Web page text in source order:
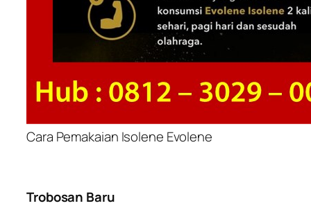
Cara Pemakaian Isolene Evolene
Trobosan Baru